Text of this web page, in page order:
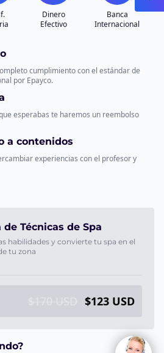
Dinero
Efectivo
Banca
Internacional
cumplimiento con el estándar de
por Epayco.
esperabas te haremos un reembolso
a contenidos
experiencias con el profesor y
de Técnicas de Spa
habilidades y convierte tu spa en el
tu zona
$123 USD